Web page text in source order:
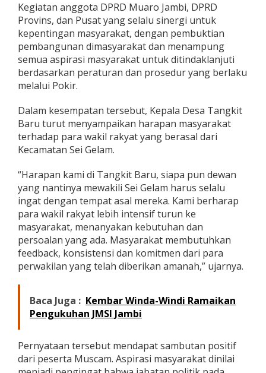
Kegiatan anggota DPRD Muaro Jambi, DPRD
Provins, dan Pusat yang selalu sinergi untuk
kepentingan masyarakat, dengan pembuktian
pembangunan dimasyarakat dan menampung
semua aspirasi masyarakat untuk ditindaklanjuti
berdasarkan peraturan dan prosedur yang berlaku
melalui Pokir.
Dalam kesempatan tersebut, Kepala Desa Tangkit
Baru turut menyampaikan harapan masyarakat
terhadap para wakil rakyat yang berasal dari
Kecamatan Sei Gelam.
“Harapan kami di Tangkit Baru, siapa pun dewan
yang nantinya mewakili Sei Gelam harus selalu
ingat dengan tempat asal mereka. Kami berharap
para wakil rakyat lebih intensif turun ke
masyarakat, menanyakan kebutuhan dan
persoalan yang ada. Masyarakat membutuhkan
feedback, konsistensi dan komitmen dari para
perwakilan yang telah diberikan amanah,” ujarnya.
Baca Juga : Kembar Winda-Windi Ramaikan
Pengukuhan JMSI Jambi
Pernyataan tersebut mendapat sambutan positif
dari peserta Muscam. Aspirasi masyarakat dinilai